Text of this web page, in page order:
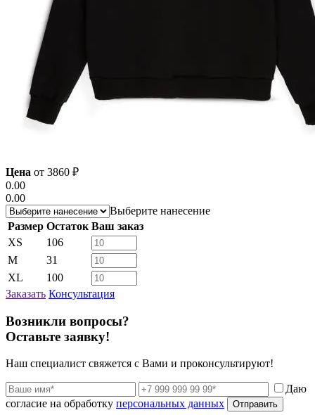
Цена от 3860 ₽
0.00
0.00
Выберите нанесение
Размер Остаток Ваш заказ
XS
106
M
31
XL
100
Заказать Консультация
Возникли вопросы?
Оставьте заявку!
Наш специалист свяжется с Вами и проконсультируют!
Даю
согласие на обработку персональных данных Отправить